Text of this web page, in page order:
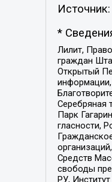
Источник:
*
Лилит,
граждан
Открытый
Серебряная
Парк
гласности,
Средств
свободы
РУ,